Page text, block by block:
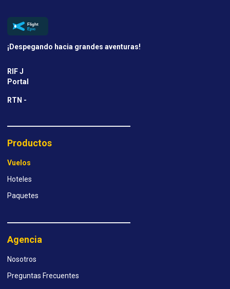
¡Despegando hacia grandes aventuras!
RIF J
Portal
RTN -
Productos
Vuelos
Hoteles
Paquetes
Agencia
Nosotros
Preguntas Frecuentes